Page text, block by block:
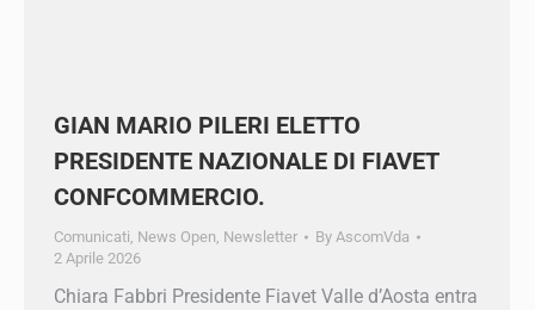
PRESIDENTE NAZIONALE DI FIAVET
CONFCOMMERCIO.
Comunicati ,News Open,Newsletter
2 Aprile 2026
Chiara Fabbri Presidente Fiavet Valle d’Aosta
entra in Giunta Nazionale Gian Mario Pileri è il